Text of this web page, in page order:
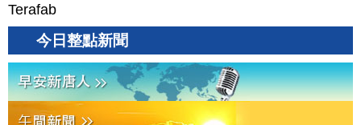
Terafab
今日整點新聞